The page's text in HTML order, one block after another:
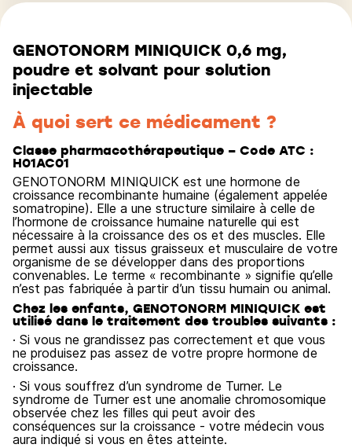
GENOTONORM MINIQUICK 0,6 mg,
poudre et solvant pour solution
injectable
À quoi sert ce médicament ?
Classe pharmacothérapeutique – Code ATC :
H01AC01
GENOTONORM MINIQUICK est une hormone de
croissance recombinante humaine (également appelée
somatropine). Elle a une structure similaire à celle de
l’hormone de croissance humaine naturelle qui est
nécessaire à la croissance des os et des muscles. Elle
permet aussi aux tissus graisseux et musculaire de votre
organisme de se développer dans des proportions
convenables. Le terme « recombinante » signifie qu’elle
n’est pas fabriquée à partir d’un tissu humain ou animal.
Chez les enfants, GENOTONORM MINIQUICK est
utilisé dans le traitement des troubles suivants :
· Si vous ne grandissez pas correctement et que vous
ne produisez pas assez de votre propre hormone de
croissance.
· Si vous souffrez d’un syndrome de Turner. Le
syndrome de Turner est une anomalie chromosomique
observée chez les filles qui peut avoir des
conséquences sur la croissance - votre médecin vous
aura indiqué si vous en êtes atteinte.